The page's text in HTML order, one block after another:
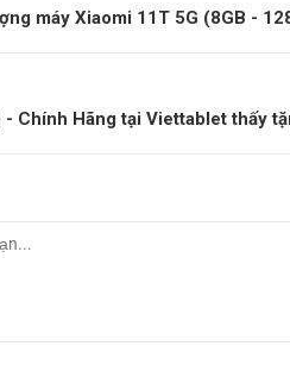
Ở mặt trước, gần như toàn bộ
dấu vân tay tích hợp và camera
điều kiện ánh sáng không tốt
máy Xiaomi 11T 5G (8GB -
Chính Hãng tại Viettablet thấy